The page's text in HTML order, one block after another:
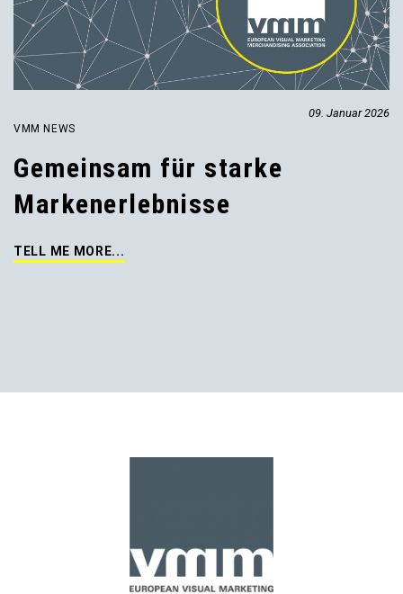
09. Januar 2026
VMM NEWS
Gemeinsam für starke
Markenerlebnisse
TELL ME MORE...